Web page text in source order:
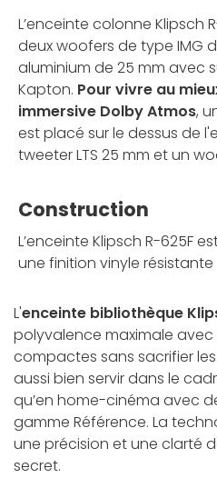
L’enceinte colonne Klipsch
deux woofers de type IMG
aluminium de 25 mm avec
Kapton. Pour vivre au
immersive Dolby Atmos,
est placé sur le dessus de
tweeter LTS 25 mm et un
Construction
L’enceinte Klipsch R-625F
une finition vinyle
L'enceinte bibliothèque
polyvalence maximale avec
compactes sans sacrifier
aussi bien servir dans le
qu’en home-cinéma avec
gamme Référence. La
une précision et une clarté
secret.